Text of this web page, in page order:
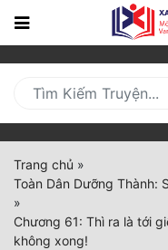
Trang
Mới
Cập
Nhật
(current)
Thể Loại
Trang chủ »
Toàn Dân Dưỡng Thành:
»
Chương 61: Thì ra là tới
không xong!